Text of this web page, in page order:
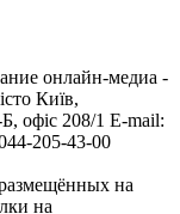
онлайн-медиа -
Київ,
208/1 E-mail:
205-43-00
на
на